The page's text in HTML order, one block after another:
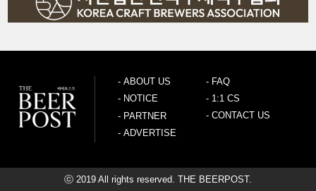
- ABOUT US
- NOTICE
- FAQ
- 1:1 CS
- CONTACT US
- PARTNER
- ADVERTISE
ⓒ 2019 All rights reserved. THE BEERPOST.